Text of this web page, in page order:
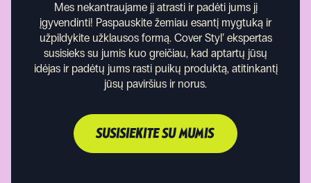
Mes nekantraujame jį atrasti ir padėti jums jį
įgyvendinti! Paspauskite žemiau esantį mygtuką ir
užpildykite užklausos formą. Cover Styl’ ekspertas
susisieks su jumis kuo greičiau, kad aptartų jūsų
idėjas ir padėtų jums rasti puikų produktą, atitinkantį
jūsų paviršius ir norus.
SUSISIEKITE SU MUMIS